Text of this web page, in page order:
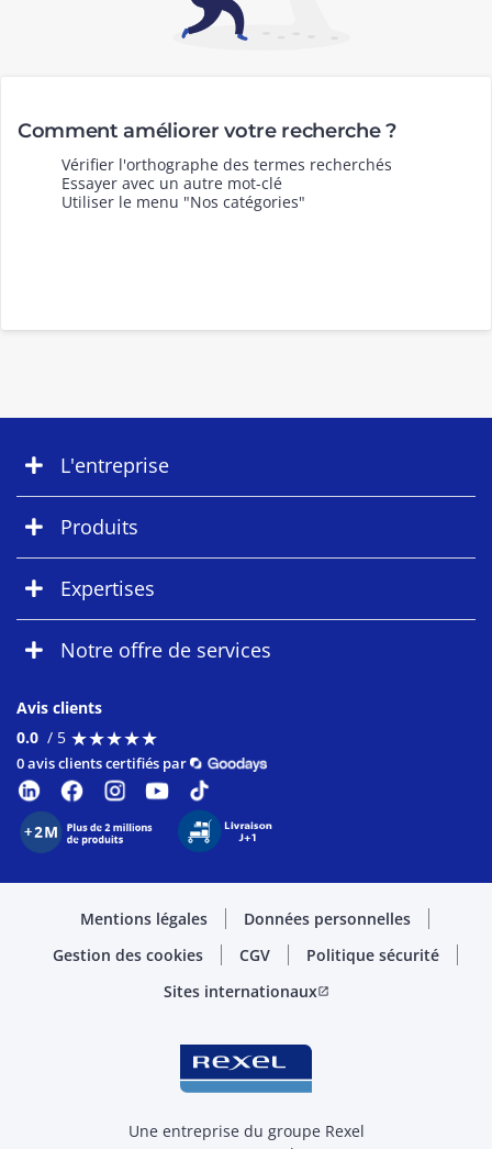
Comment améliorer votre recherche ?
Vérifier l'orthographe des termes recherchés
Essayer avec un autre mot-clé
Utiliser le menu "Nos catégories"
L'entreprise
Produits
Expertises
Notre offre de services
Avis clients
0.0 / 5 ★★★★★
★★★★★
0 avis clients certifiés par
Mentions légales
Données personnelles
Gestion des cookies
CGV
Politique sécurité
Sites internationauxopen_in_new
Une entreprise du groupe Rexel